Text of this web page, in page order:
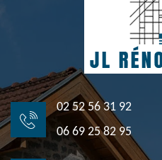
02 52 56 31 92
06 69 25 82 95